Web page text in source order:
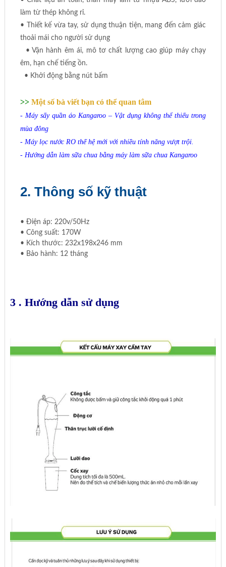
làm từ thép không rỉ.
• Thiết kế vừa tay, sử dụng thuận tiện, mang đến cảm giác
thoải mái cho người sử dụng
• Vận hành êm ái, mô tơ chất lượng cao giúp máy chạy
êm, hạn chế tiếng ồn.
• Khởi động bằng nút bấm
>>Một số bà viết bạn có thể quan tâm
- Máy sấy quần áo Kangaroo – Vật dụng không thể thiếu trong
mùa đông
- Máy lọc nước RO thế hệ mới với nhiều tính năng vượt trội.
- Hướng dẫn làm sữa chua bằng máy làm sữa chua Kangaroo
2. Thông số kỹ thuật
• Điện áp: 220v/50Hz
• Công suất: 170W
• Kích thước: 232x198x246 mm
• Bảo hành: 12 tháng​
3 . Hướng dẫn sử dụng